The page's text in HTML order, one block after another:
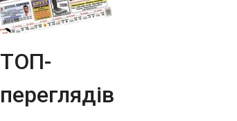
ТОП-
переглядів